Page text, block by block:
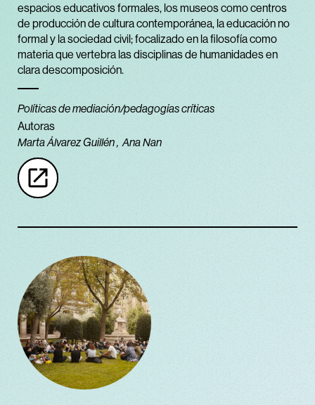
espacios educativos formales, los museos como centros
de producción de cultura contemporánea, la educación no
formal y la sociedad civil; focalizado en la filosofía como
materia que vertebra las disciplinas de humanidades en
clara descomposición.
Políticas de mediación/pedagogías críticas
Autoras
Marta Álvarez Guillén Ana Nan